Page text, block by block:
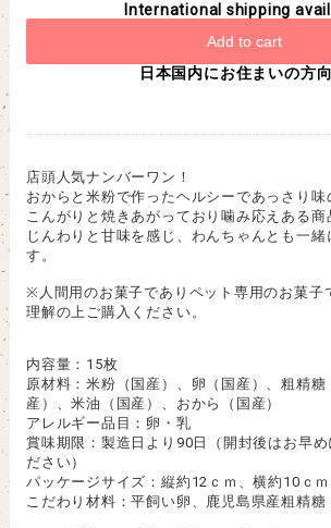
International shipping
Add to cart
日本国内にお住まいの方
店頭人気ナンバーワン！
おからと米粉で作ったヘルシーであっさり味
こんがりと焼きあがっており噛み応えある商
じんわりと甘味を感じ、わんちゃんとも一緒
す。
※人間用のお菓子でありペット専用のお菓子
理解の上ご購入ください。
内容量：15枚
原材料：米粉（国産）、卵（国産）、粗精糖
産）、米油（国産）、おから（国産）
アレルギー品目：卵・乳
賞味期限：製造日より90日（開封後はお早め
ださい）
パッケージサイズ：縦約12ｃｍ、横約10ｃｍ
こだわり材料：平飼い卵、鹿児島県産粗精糖